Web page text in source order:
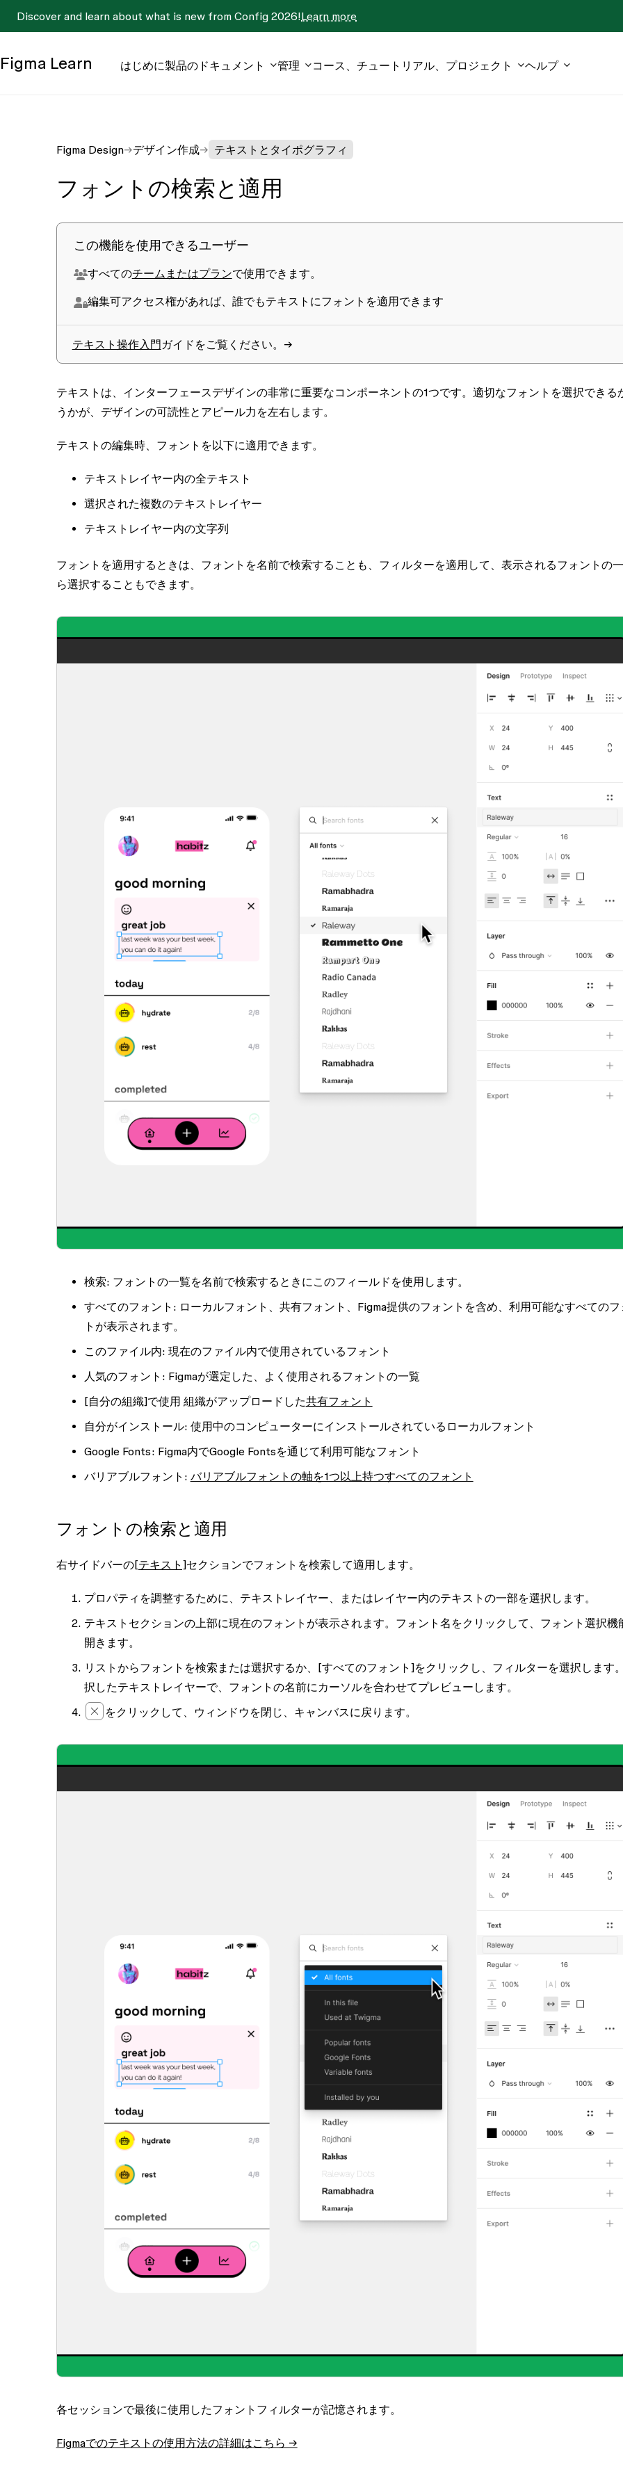
Discover and learn about what is new from Config 2026!Learn more
Figma Learn はじめに製品のドキュメント 管理 コース、チュートリアル、プロジェクト ヘルプ
Figma Design デザイン作成 テキストとタイポグラフィ
フォントの検索と適用
この機能を使用できるユーザー
すべてのチームまたはプランで使用できます。
編集可アクセス権があれば、誰でもテキストにフォントを適用できます
テキスト操作入門ガイドをご覧ください。→
テキストは、インターフェースデザインの非常に重要なコンポーネントの1つです。適切なフォントを選択できる
うかが、デザインの可読性とアピール力を左右します。
テキストの編集時、フォントを以下に適用できます。
テキストレイヤー内の全テキスト
選択された複数のテキストレイヤー
テキストレイヤー内の文字列
フォントを適用するときは、フォントを名前で検索することも、フィルターを適用して、表示されるフォントの
ら選択することもできます。
検索: フォントの一覧を名前で検索するときにこのフィールドを使用します。
すべてのフォント: ローカルフォント、共有フォント、Figma提供のフォントを含め、利用可能なすべてのフ
トが表示されます。
このファイル内: 現在のファイル内で使用されているフォント
人気のフォント: Figmaが選定した、よく使用されるフォントの一覧
[自分の組織]で使用 組織がアップロードした共有フォント
自分がインストール: 使用中のコンピューターにインストールされているローカルフォント
Google Fonts: Figma内でGoogle Fontsを通じて利用可能なフォント
バリアブルフォント: バリアブルフォントの軸を1つ以上持つすべてのフォント
フォントの検索と適用
右サイドバーの[テキスト]セクションでフォントを検索して適用します。
プロパティを調整するために、テキストレイヤー、またはレイヤー内のテキストの一部を選択します。
テキスト セクションの上部に現在のフォントが表示されます。フォント名をクリックして、フォント選択機
開きます。
リストからフォントを検索または選択するか、 [すべてのフォント]をクリックし、フィルターを選択します
択したテキストレイヤーで、フォントの名前にカーソルを合わせてプレビューします。
をクリックして、ウィンドウを閉じ、キャンバスに戻ります。
各セッションで最後に使用したフォントフィルターが記憶されます。
Figmaでのテキストの使用方法の詳細はこちら →